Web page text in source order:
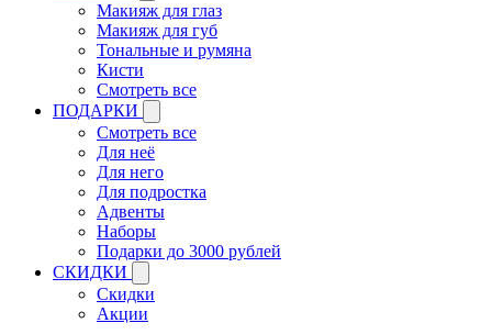
Макияж для глаз
Макияж для губ
Тональные и румяна
Кисти
Смотреть все
ПОДАРКИ
Смотреть все
Для неё
Для него
Для подростка
Адвенты
Наборы
Подарки до 3000 рублей
СКИДКИ
Скидки
Акции